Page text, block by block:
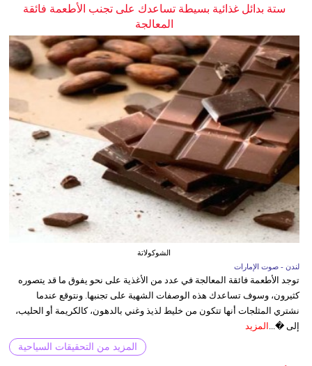
ستة بدائل غذائية بسيطة تساعدك على تجنب الأطعمة فائقة
المعالجة
الشوكولاتة
لندن - صوت الإمارات
توجد الأطعمة فائقة المعالجة في عدد من الأغذية على نحو يفوق ما قد يتصوره
كثيرون، وسوف تساعدك هذه الوصفات الشهية على تجنبها. ونتوقع عندما
نشتري المثلجات أنها تتكون من خليط لذيذ وغني بالدهون، كالكريمة أو الحليب،
إلى �... المزيد
المزيد من التحقيقات السياحية